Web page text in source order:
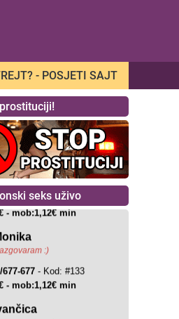
- POSJETI SAJT
seks uživo